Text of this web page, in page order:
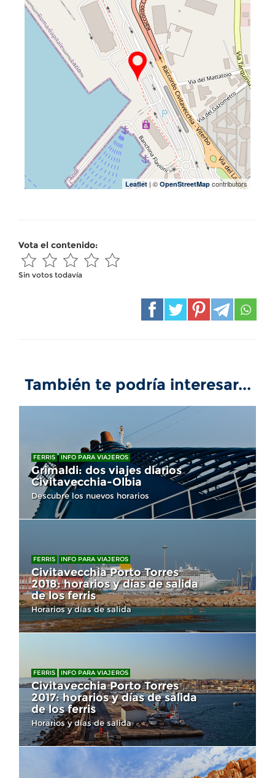
Leaflet | © OpenStreetMap contributors
Vota el contenido:
Sin votos todavía
También te podría interesar...
FERRIS INFO PARA VIAJEROS
Grimaldi: dos viajes diarios
Civitavecchia-Olbia
Descubre los nuevos horarios
FERRIS INFO PARA VIAJEROS
Civitavecchia Porto Torres
2018: horarios y días de salida
de los ferris
Horarios y días de salida
FERRIS INFO PARA VIAJEROS
Civitavecchia Porto Torres
2017: horarios y días de salida
de los ferris
Horarios y días de salida